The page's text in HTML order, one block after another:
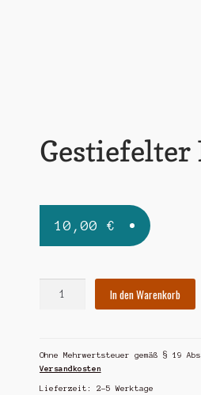
Gestiefelter
10,00 €
In den Warenkorb
Ohne Mehrwertsteuer gemäß § 19
Versandkosten
Lieferzeit: 2-5 Werktage